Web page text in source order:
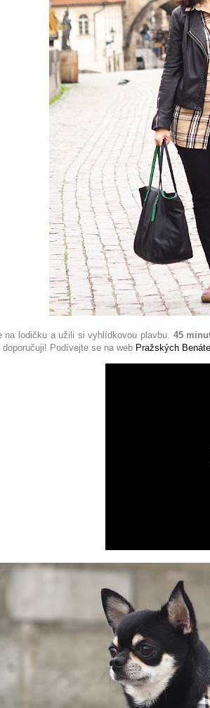
na lodičku a užili si vyhlídkovou plavbu. 45
doporučuji! Podívejte se na web Pražských